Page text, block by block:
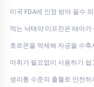
미국 FDA에 인정 받아 필수
먹는 낙태약 미프진은 태아가
호르몬을 억제해 자궁을 수
마취가 필요없이 사용하기 쉽
생리통 수준의 출혈로 안전하